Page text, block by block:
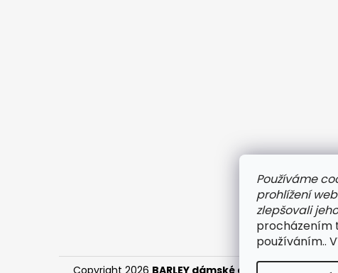
Používáme
prohlížení
zlepšovali
procházením
používáním..